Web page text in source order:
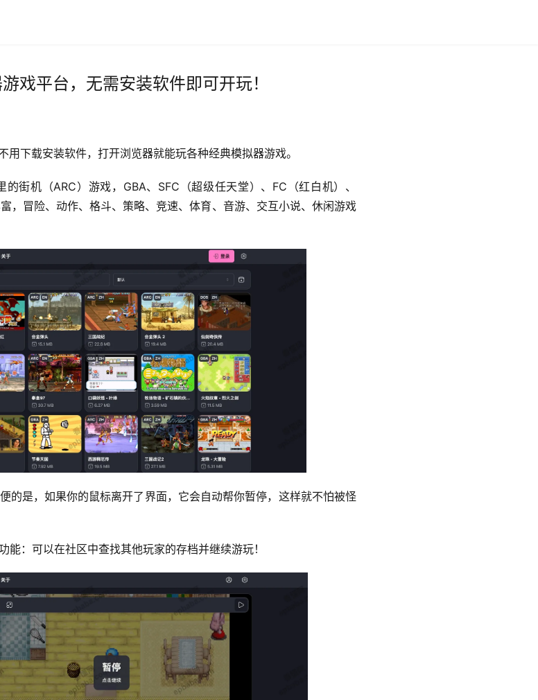
戏平台，无需安装软件即可开玩！
下载安装软件，打开浏览器就能玩各种经典模拟器游戏。
街机（ARC）游戏，GBA、SFC（超级任天堂）、FC（红白机）、
，冒险、动作、格斗、策略、竞速、体育、音游、交互小说、休闲游戏
的是，如果你的鼠标离开了界面，它会自动帮你暂停，这样就不怕被怪
：可以在社区中查找其他玩家的存档并继续游玩！